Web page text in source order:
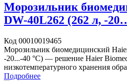
Морозильник
DW-40L262 (262 л, -
Код 00010019465
Морозильник биомедицинский
-20...-40 °C) — решение Haier
низкотемпературного хранения
Подробнее